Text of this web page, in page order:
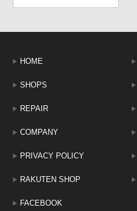
HOME
SHOPS
REPAIR
COMPANY
PRIVACY POLICY
RAKUTEN SHOP
FACEBOOK